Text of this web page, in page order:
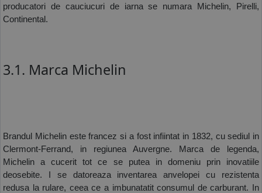
producatori de cauciucuri de iarna se numara Michelin, Pirelli,
Continental.
3.1. Marca Michelin
Brandul Michelin este francez si a fost infiintat in 1832, cu sediul in
Clermont-Ferrand, in regiunea Auvergne. Marca de legenda,
Michelin a cucerit tot ce se putea in domeniu prin inovatiile
deosebite. I se datoreaza inventarea anvelopei cu rezistenta
redusa la rulare, ceea ce a imbunatatit consumul de carburant. In